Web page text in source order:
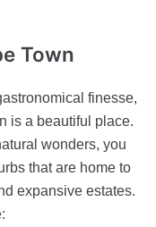
Town
finesse,
is a beautiful place.
wonders, you
that are home to
expansive estates.